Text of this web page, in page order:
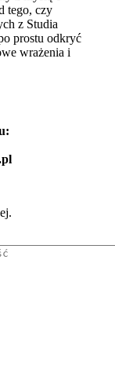
tego, czy
z Studia
prostu odkryć
wrażenia i